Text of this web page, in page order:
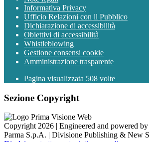
Informativa Privacy
Ufficio Relazioni con il Pubblico
Dichiarazione di accessibilità
Obiettivi di accessibilità
Whistleblowing
Gestione consensi cookie
Amministrazione trasparente
Pagina visualizzata 508 volte
Sezione Copyright
Copyright 2026 | Engineered and powered
Parma S.p.A. | Divisione Publishing & New